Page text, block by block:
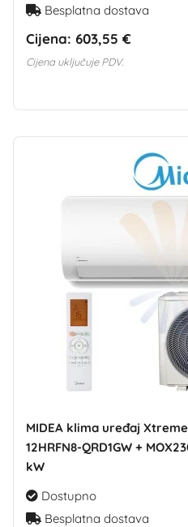
Besplatna dostava
Cijena: 603,55 €
Cijena uključuje PDV.
MIDEA klima uređaj
12HRFN8-QRD1GW +
kW
Dostupno
Besplatna dostava